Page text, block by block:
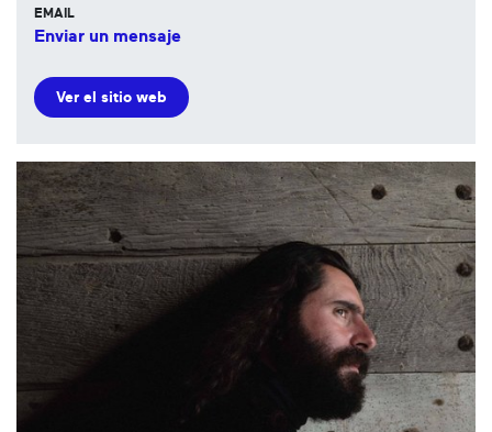
EMAIL
Enviar un mensaje
Ver el sitio web